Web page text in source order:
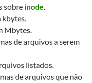
sobre inode.
kbytes.
Mbytes.
de arquivos a serem
listados.
de arquivos que não